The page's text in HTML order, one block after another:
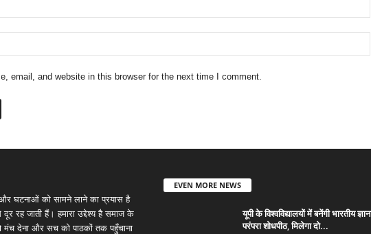
email, and website in this browser for the next time I comment.
और घटनाओं को सामने लाने का प्रयास है
रह जाती हैं। हमारा उद्देश्य है समाज के
देना और सच को पाठकों तक पहुँचाना
EVEN MORE NEWS
यूपी के विश्वविद्यालयों में बनेंगी भारतीय ज्ञान
परंपरा शोधपीठ, मिलेगा दो...